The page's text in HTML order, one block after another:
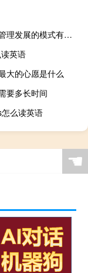
纵观学校管理发展的模式有哪些
英语
大的心愿是什么
要多长时间
么读英语
☚